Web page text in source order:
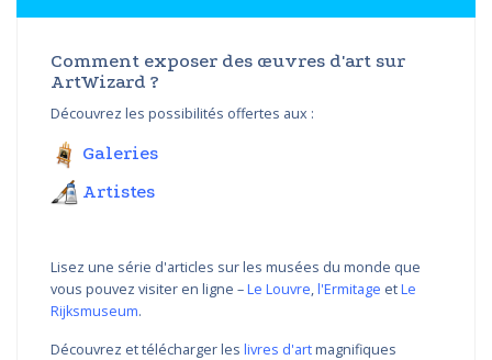
Comment exposer des œuvres d'art sur
ArtWizard ?
Découvrez les possibilités offertes aux :
Galeries
Artistes
Lisez une série d'articles sur les musées du monde que
vous pouvez visiter en ligne –Le Louvre,l'Ermitage etLe
Rijksmuseum.
Découvrez et télécharger les livres d'artmagnifiques